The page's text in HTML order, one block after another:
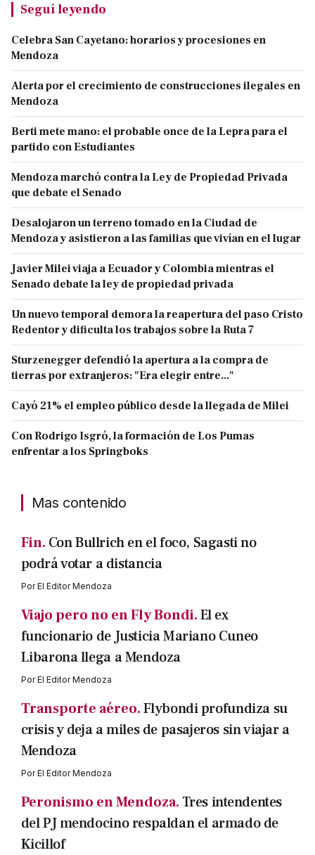
Seguí leyendo
Celebra San Cayetano: horarios y procesiones en
Mendoza
Alerta por el crecimiento de construcciones ilegales en
Mendoza
Berti mete mano: el probable once de la Lepra para el
partido con Estudiantes
Mendoza marchó contra la Ley de Propiedad Privada
que debate el Senado
Desalojaron un terreno tomado en la Ciudad de
Mendoza y asistieron a las familias que vivían en el lugar
Javier Milei viaja a Ecuador y Colombia mientras el
Senado debate la ley de propiedad privada
Un nuevo temporal demora la reapertura del paso Cristo
Redentor y dificulta los trabajos sobre la Ruta 7
Sturzenegger defendió la apertura a la compra de
tierras por extranjeros: "Era elegir entre..."
Cayó 21% el empleo público desde la llegada de Milei
Con Rodrigo Isgró, la formación de Los Pumas
enfrentar a los Springboks
Mas contenido
Fin. Con Bullrich en el foco, Sagasti no
podrá votar a distancia
PorEl Editor Mendoza
Viajo pero no en Fly Bondi.El ex
funcionario de Justicia Mariano Cuneo
Libarona llega a Mendoza
PorEl Editor Mendoza
Transporte aéreo.Flybondi profundiza su
crisis y deja a miles de pasajeros sin viajar a
Mendoza
PorEl Editor Mendoza
Peronismo en Mendoza. Tres intendentes
del PJ mendocino respaldan el armado de
Kicillof